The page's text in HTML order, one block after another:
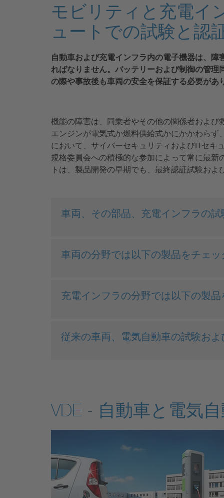
モビリティと充電イ
ュートでの試験と認
自動車および充電インフラ内の電子機器は、
ればなりません。バッテリーおよび制御の管
の際や事故後も車両の安全を保証する必要があ
機能の障害は、同乗者やその他の関係者およ
エンジンが電気式か燃料供給式かにかかわら
において、サイバーセキュリティおよびITセキ
規格委員会への積極的な参加によって常に最
トは、製品開発の早期でも、最終認証試験お
車両、その部品、充電インフラの試
車両の分野では以下の製品をチェ
充電インフラの分野では以下の製
従来の車両、電気自動車の試験お
VDE - 自動車と電気